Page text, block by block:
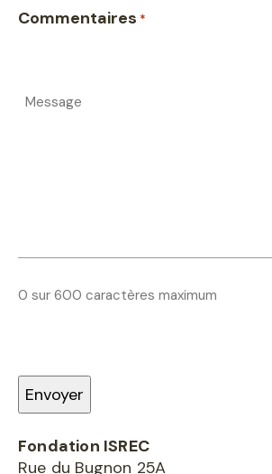
Commentaires *
0 sur 600 caractères maximum
Fondation ISREC
Rue du Bugnon 25A